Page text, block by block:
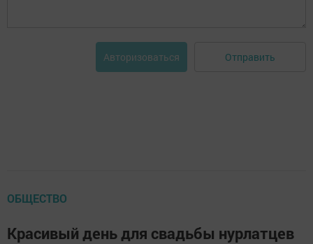
Авторизоваться Отправить
ОБЩЕСТВО
Красивый день для свадьбы нурлатцев